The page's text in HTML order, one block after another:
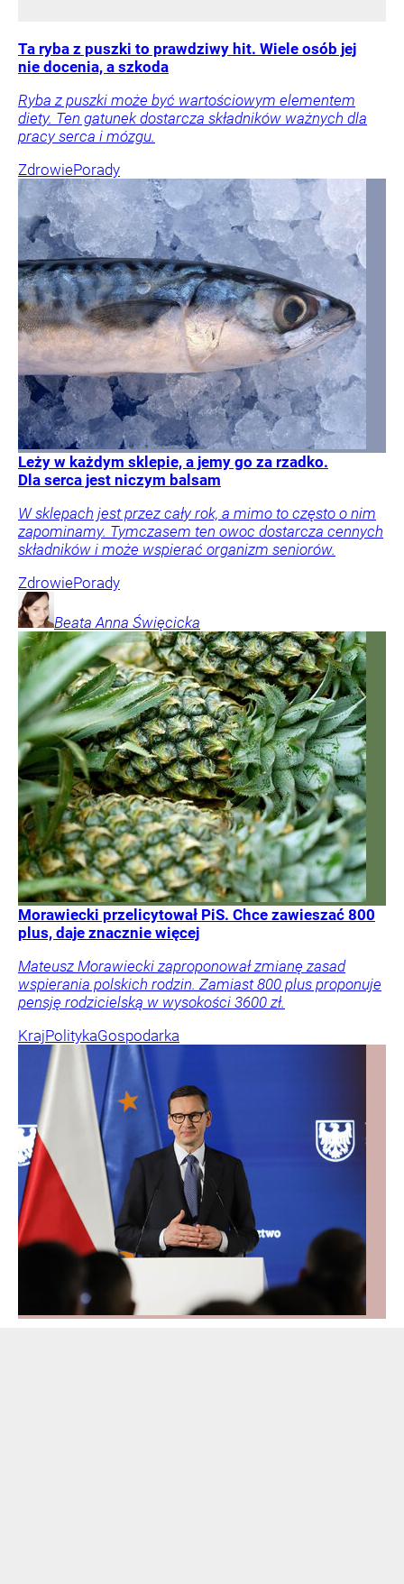
Ta ryba z puszki to prawdziwy hit. Wiele osób jej
nie docenia, a szkoda
Ryba z puszki może być wartościowym elementem
diety. Ten gatunek dostarcza składników ważnych dla
pracy serca i mózgu.
ZdrowiePorady
Leży w każdym sklepie, a jemy go za rzadko.
Dla serca jest niczym balsam
W sklepach jest przez cały rok, a mimo to często o nim
zapominamy. Tymczasem ten owoc dostarcza cennych
składników i może wspierać organizm seniorów.
ZdrowiePorady
Beata Anna Święcicka
Morawiecki przelicytował PiS. Chce zawieszać 800
plus, daje znacznie więcej
Mateusz Morawiecki zaproponował zmianę zasad
wspierania polskich rodzin. Zamiast 800 plus proponuje
pensję rodzicielską w wysokości 3600 zł.
KrajPolitykaGospodarka